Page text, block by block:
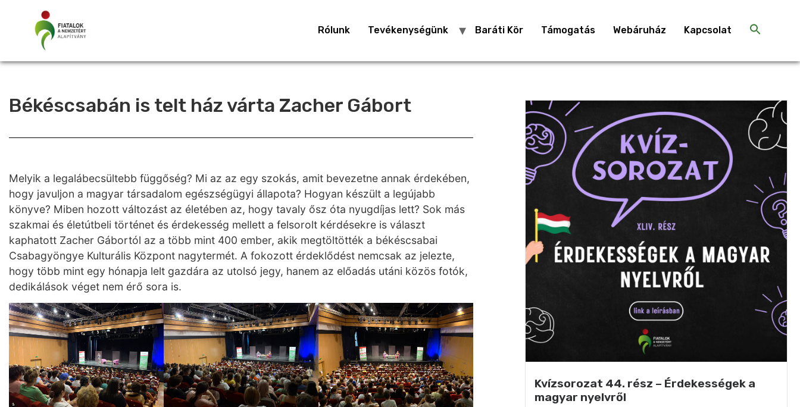
Rólunk Tevékenységünk Baráti Kör Támogatás Webáruház Kapcsolat
Békéscsabán is telt ház várta Zacher Gábort
Melyik a legalábecsültebb függőség? Mi az az egy szokás, amit bevezetne annak érdekében,
hogy javuljon a magyar társadalom egészségügyi állapota? Hogyan készült a legújabb
könyve? Miben hozott változást az életében az, hogy tavaly ősz óta nyugdíjas lett? Sok más
szakmai és életútbeli történet és érdekesség mellett a felsorolt kérdésekre is választ
kaphatott Zacher Gábortól az a több mint 400 ember, akik megtöltötték a békéscsabai
Csabagyöngye Kulturális Központ nagytermét. A fokozott érdeklődést nemcsak az jelezte,
hogy több mint egy hónapja lelt gazdára az utolsó jegy, hanem az előadás utáni közös fotók,
dedikálások véget nem érő sora is.
Kvízsorozat 44. rész – Érdekességek a
magyar nyelvről